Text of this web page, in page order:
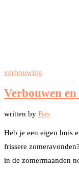
verbouwing
Verbouwen
written by Bas
Heb je een eigen huis
frissere
in de zomermaanden